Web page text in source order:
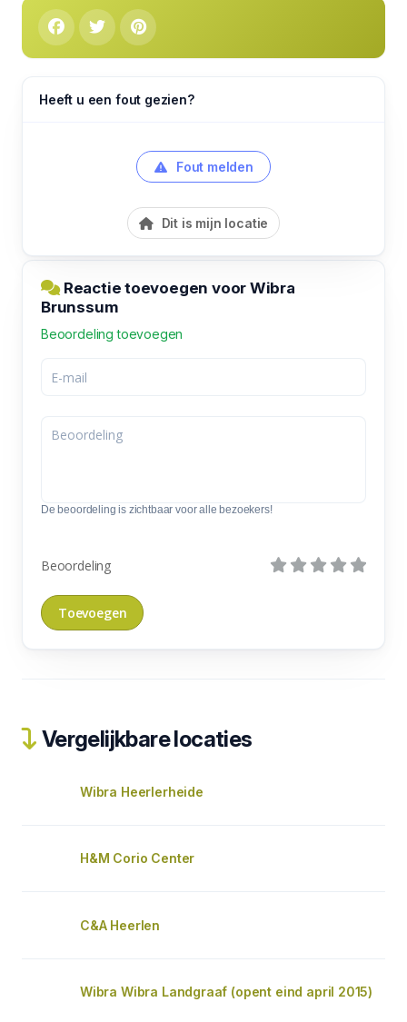
Heeft u een fout gezien?
Fout melden
Dit is mijn locatie
Reactie toevoegen voor Wibra
Brunssum
Beoordeling toevoegen
De beoordeling is zichtbaar voor alle bezoekers!
Beoordeling
Vergelijkbare locaties
Wibra Heerlerheide
H&M Corio Center
C&A Heerlen
Wibra Wibra Landgraaf (opent eind april 2015)